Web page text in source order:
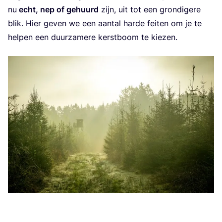
nu echt, nep of gehuurd zijn, uit tot een gron­di­ge­re
blik. Hier geven we een aan­tal har­de fei­ten om je te
hel­pen een duur­za­me­re kerst­boom te kiezen.